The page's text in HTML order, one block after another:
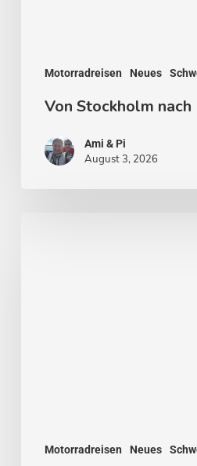
Motorradreisen Neues
Von Stockholm
Ami & Pi
August 3, 2026
Motorradreisen Neues